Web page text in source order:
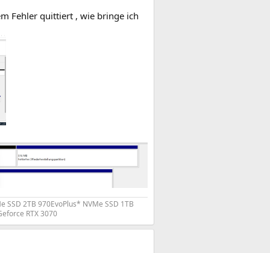
Fehler quittiert , wie bringe ich
2TB 970EvoPlus* NVMe SSD 1TB
RTX 3070